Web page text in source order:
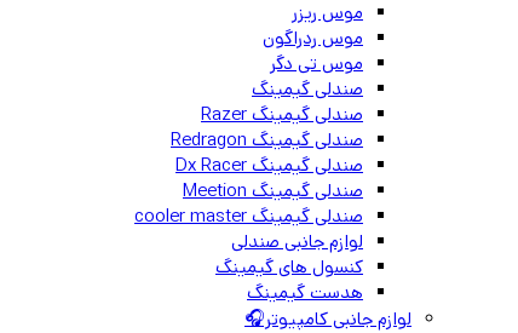
موس ریزر
موس ردراگون
موس تی دگر
صندلی گیمینگ
صندلی گیمینگ Razer
صندلی گیمینگ Redragon
صندلی گیمینگ Dx Racer
صندلی گیمینگ Meetion
صندلی گیمینگ cooler master
لوازم جانبی صندلی
کنسول های گیمینگ
هدست گیمینگ
لوازم جانبی کامپیوتر🎧